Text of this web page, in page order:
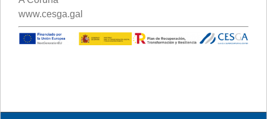
www.cesga.gal